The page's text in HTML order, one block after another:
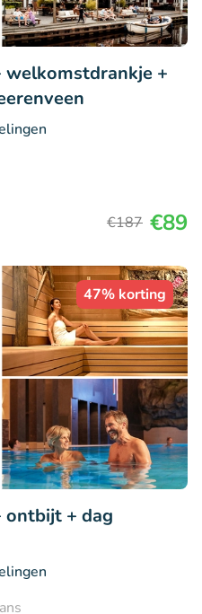
welkomstdrankje +
€187 €89
47% korting
ontbijt + dag